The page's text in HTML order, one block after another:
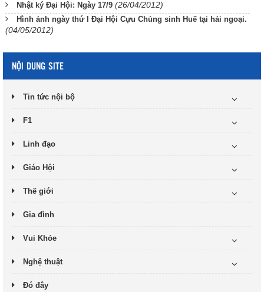
Nhật ký Đại Hội: Ngày 17/9 (26/04/2012)
Hình ảnh ngày thứ I Đại Hội Cựu Chủng sinh Huế tại hải ngoại.
(04/05/2012)
NỘI DUNG SITE
Tin tức nội bộ
F1
Linh đạo
Giáo Hội
Thế giới
Gia đình
Vui Khỏe
Nghệ thuật
Đó đây